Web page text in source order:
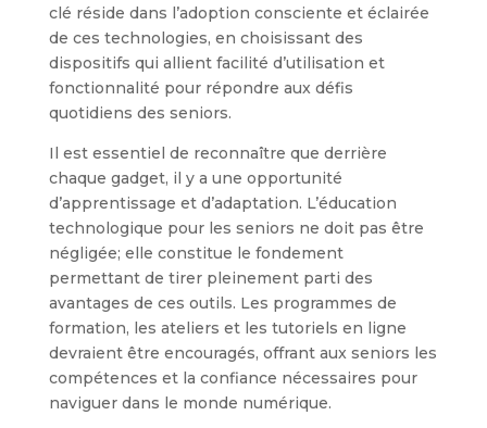
clé réside dans l’adoption consciente et éclairée
de ces technologies, en choisissant des
dispositifs qui allient facilité d’utilisation et
fonctionnalité pour répondre aux défis
quotidiens des seniors.
Il est essentiel de reconnaître que derrière
chaque gadget, il y a une opportunité
d’apprentissage et d’adaptation. L’éducation
technologique pour les seniors ne doit pas être
négligée; elle constitue le fondement
permettant de tirer pleinement parti des
avantages de ces outils. Les programmes de
formation, les ateliers et les tutoriels en ligne
devraient être encouragés, offrant aux seniors les
compétences et la confiance nécessaires pour
naviguer dans le monde numérique.